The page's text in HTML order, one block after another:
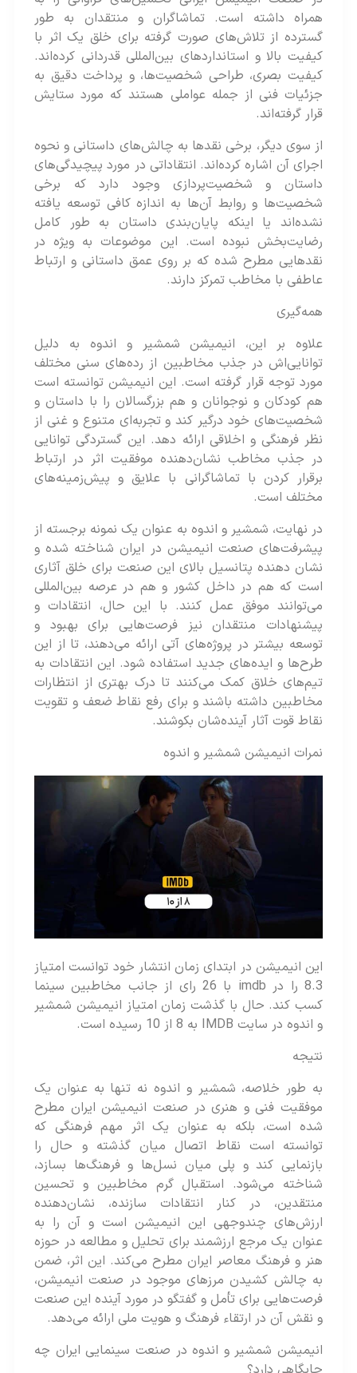
همراه داشته است. تماشاگران و منتقدان به طور
گسترده از تلاش‌های صورت گرفته برای خلق یک اثر با
کیفیت بالا و استانداردهای بین‌المللی قدردانی کرده‌‌اند.
کیفیت بصری، طراحی شخصیت‌ها، و پرداخت دقیق به
جزئیات فنی از جمله عواملی هستند که مورد ستایش
قرار گرفته‌اند​​​​.
از سوی دیگر، برخی نقدها به چالش‌های داستانی و نحوه
اجرای آن اشاره کرده‌‌اند. انتقاداتی در مورد پیچیدگی‌های
داستان و شخصیت‌پردازی وجود دارد که برخی
شخصیت‌ها و روابط آن‌ها به اندازه کافی توسعه یافته
نشده‌‌اند یا اینکه پایان‌بندی داستان به طور کامل
رضایت‌بخش نبوده‌ است. این موضوعات به ویژه در
نقدهایی مطرح شده‌ که بر روی عمق داستانی و ارتباط
عاطفی با مخاطب تمرکز دارند​​.
همه‌گیری
علاوه بر این، انیمیشن شمشیر و اندوه به دلیل
توانایی‌اش در جذب مخاطبین از رده‌های سنی مختلف
مورد توجه قرار گرفته است. این انیمیشن توانسته‌ است
هم کودکان و نوجوانان و هم بزرگسالان را با داستان و
شخصیت‌های خود درگیر کند و تجربه‌ای متنوع و غنی از
نظر فرهنگی و اخلاقی ارائه‌ دهد. این گستردگی توانایی
در جذب مخاطب نشان‌دهنده موفقیت اثر در ارتباط
برقرار کردن با تماشاگرانی با علایق و پیش‌زمینه‌های
مختلف است​​.
در نهایت، شمشیر و اندوه به عنوان یک نمونه برجسته از
پیشرفت‌های صنعت انیمیشن در ایران شناخته شده‌ و
نشان دهنده پتانسیل بالای این صنعت برای خلق آثاری
است که هم در داخل کشور و هم در عرصه بین‌المللی
می‌توانند موفق عمل کنند. با این حال، انتقادات و
پیشنهادات منتقدان نیز فرصت‌هایی برای بهبود و
توسعه بیشتر در پروژه‌های آتی ارائه‌ می‌دهند، تا از این
طرح‌ها و ایده‌های جدید استفاده شود. این انتقادات به
تیم‌های خلاق کمک می‌کنند تا درک بهتری از انتظارات
مخاطبین داشته باشند و برای رفع نقاط ضعف و تقویت
نقاط قوت آثار آینده‌شان بکوشند.
نمرات انیمیشن شمشیر و اندوه
این انیمیشن در ابتدای زمان انتشار خود توانست امتیاز
8.3 را در imdb با 26 رای از جانب مخاطبین سینما
کسب کند. حال با گذشت زمان امتیاز انیمیشن شمشیر
و اندوه در سایت IMDB به 8 از 10 رسیده است.
به طور خلاصه، شمشیر و اندوه نه تنها به عنوان یک
موفقیت فنی و هنری در صنعت انیمیشن ایران مطرح
شده‌ است، بلکه به عنوان یک اثر مهم فرهنگی که
توانسته‌ است نقاط اتصال میان گذشته و حال را
بازنمایی کند و پلی میان نسل‌ها و فرهنگ‌ها بسازد،
شناخته می‌شود. استقبال گرم مخاطبین و تحسین
منتقدین، در کنار انتقادات سازنده، نشان‌دهنده
ارزش‌های چندوجهی این انیمیشن است و آن را به
عنوان یک مرجع ارزشمند برای تحلیل و مطالعه در حوزه
هنر و فرهنگ معاصر ایران مطرح می‌کند. این اثر، ضمن
به چالش کشیدن مرزهای موجود در صنعت انیمیشن،
فرصت‌هایی برای تأمل و گفتگو در مورد آینده این صنعت
و نقش آن در ارتقاء فرهنگ و هویت ملی ارائه‌‌ می‌دهد.
انیمیشن شمشیر و اندوه در صنعت سینمایی ایران چه